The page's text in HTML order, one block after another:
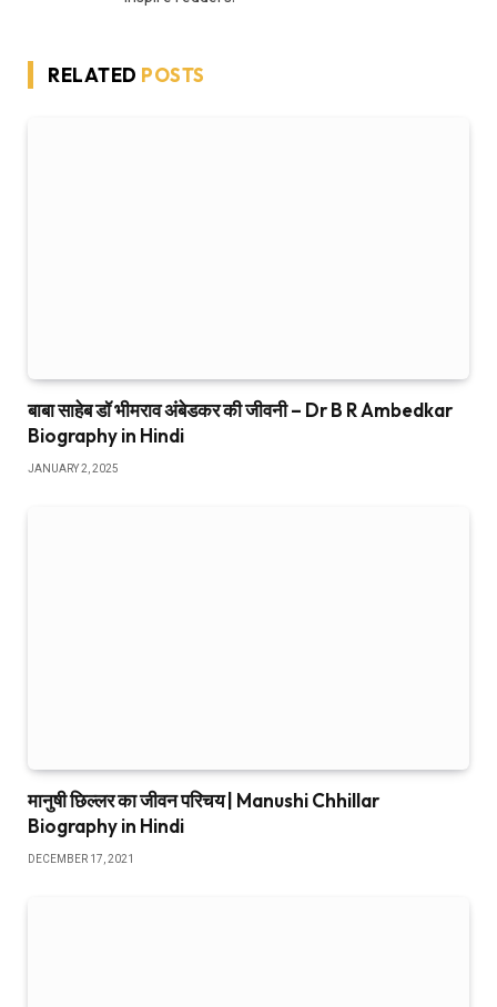
RELATED POSTS
बाबा साहेब डॉ भीमराव अंबेडकर की जीवनी – Dr B R Ambedkar
Biography in Hindi
JANUARY 2, 2025
मानुषी छिल्लर का जीवन परिचय | Manushi Chhillar
Biography in Hindi
DECEMBER 17, 2021